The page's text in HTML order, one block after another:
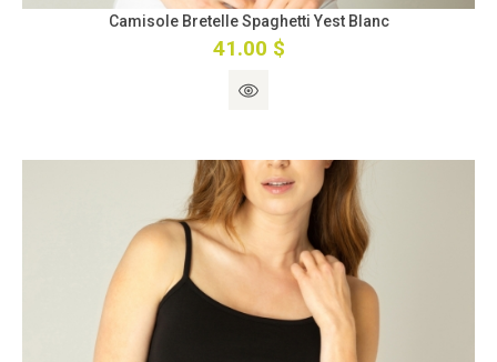
Camisole Bretelle Spaghetti Yest Blanc
41.00 $